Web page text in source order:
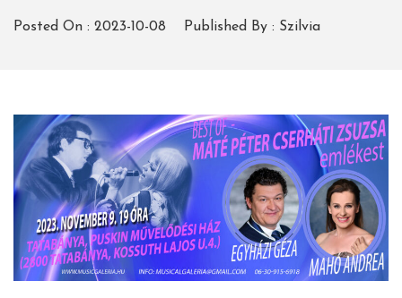
Posted On : 2023-10-08 Published By : Szilvia